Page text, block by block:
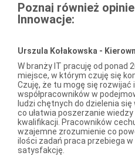
Poznaj również
Innowacje:
Urszula Kołakowska -
W branży IT pracuję od ponad
miejsce, w którym czuję się
Czuję, że tu mogę się rozwijać
współpracowników w
ludzi chętnych do dzielenia
co ułatwia poszerzanie
kwalifikacji. Pracowników
wzajemne zrozumienie co
ilości zadań praca przebiega
satysfakcję.